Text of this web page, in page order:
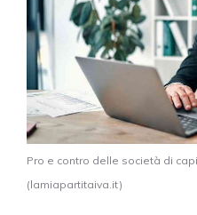
Pro e contro delle società di
(lamiapartitaiva.it)